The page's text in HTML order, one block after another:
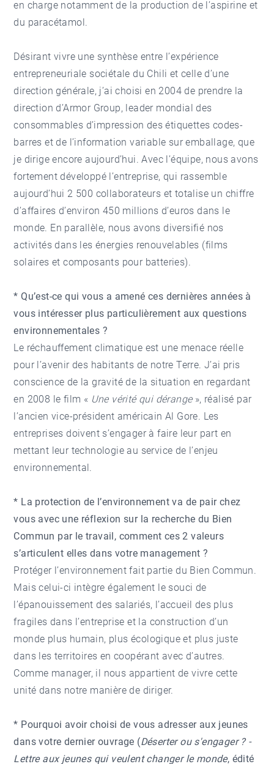
en charge notamment de la production de l’aspirine et
du paracétamol.
Désirant vivre une synthèse entre l’expérience
entrepreneuriale sociétale du Chili et celle d’une
direction générale, j’ai choisi en 2004 de prendre la
direction d’Armor Group, leader mondial des
consommables d’impression des étiquettes codes-
barres et de l’information variable sur emballage, que
je dirige encore aujourd’hui. Avec l’équipe, nous avons
fortement développé l’entreprise, qui rassemble
aujourd’hui 2 500 collaborateurs et totalise un chiffre
d’affaires d’environ 450 millions d’euros dans le
monde. En parallèle, nous avons diversifié nos
activités dans les énergies renouvelables (films
solaires et composants pour batteries).
* Qu’est-ce qui vous a amené ces dernières années à
vous intéresser plus particulièrement aux questions
environnementales ?
Le réchauffement climatique est une menace réelle
pour l’avenir des habitants de notre Terre. J’ai pris
conscience de la gravité de la situation en regardant
en 2008 le film « Une vérité qui dérange », réalisé par
l’ancien vice-président américain Al Gore. Les
entreprises doivent s’engager à faire leur part en
mettant leur technologie au service de l’enjeu
environnemental.
* La protection de l’environnement va de pair chez
vous avec une réflexion sur la recherche du Bien
Commun par le travail, comment ces 2 valeurs
s’articulent elles dans votre management ?
Protéger l’environnement fait partie du Bien Commun.
Mais celui-ci intègre également le souci de
l’épanouissement des salariés, l’accueil des plus
fragiles dans l’entreprise et la construction d’un
monde plus humain, plus écologique et plus juste
dans les territoires en coopérant avec d’autres.
Comme manager, il nous appartient de vivre cette
unité dans notre manière de diriger.
* Pourquoi avoir choisi de vous adresser aux jeunes
dans votre dernier ouvrage (Déserter ou s'engager ? -
Lettre aux jeunes qui veulent changer le monde, édité